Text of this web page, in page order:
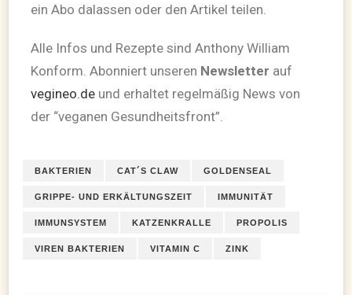
ein Abo dalassen oder den Artikel teilen.
Alle Infos und Rezepte sind Anthony William
Konform. Abonniert unseren Newsletter auf
vegineo.de und erhaltet regelmäßig News von
der “veganen Gesundheitsfront”.
BAKTERIEN CAT´S CLAW GOLDENSEAL
GRIPPE- UND ERKÄLTUNGSZEIT IMMUNITÄT
IMMUNSYSTEM KATZENKRALLE PROPOLIS
VIREN BAKTERIEN VITAMIN C ZINK